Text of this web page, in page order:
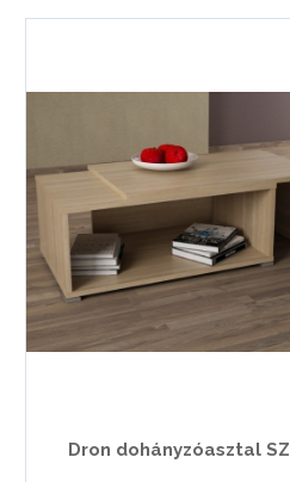
Dron dohányzóasztal SZ